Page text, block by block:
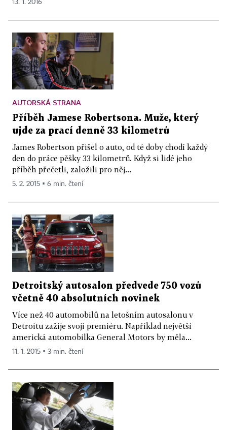
13. 1. 2016
AUTORSKÁ STRANA
Příběh Jamese Robertsona. Muže, který
ujde za prací denně 33 kilometrů
James Robertson přišel o auto, od té doby chodí každý
den do práce pěšky 33 kilometrů. Když si lidé jeho
příběh přečetli, založili pro něj...
5. 2. 2015 ▪ 6 min. čtení
Detroitský autosalon předvede 750 vozů
včetně 40 absolutních novinek
Více než 40 automobilů na letošním autosalonu v
Detroitu zažije svoji premiéru. Například největší
americká automobilka General Motors by měla...
11. 1. 2015 ▪ 3 min. čtení